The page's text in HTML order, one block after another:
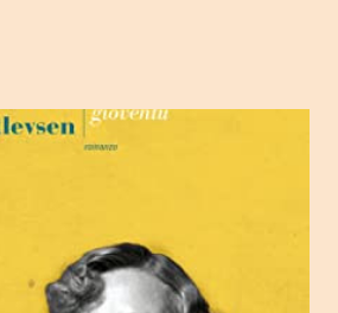
PREZZO: 19.00/EBOOK 10.99 Link
universitaria di fronte a casa. Sua
di origini cinesi, li ha abbandonati
anni in circostanze misteriose, dopo